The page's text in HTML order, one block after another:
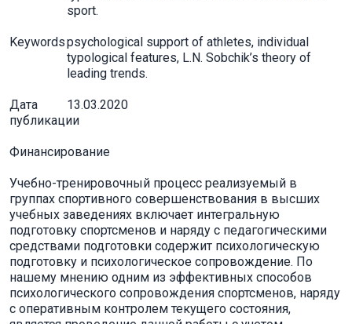
sport.
Keywordspsychological support of athletes, individual
typological features, L.N. Sobchik’s theory of
leading trends.
Дата
публикации
13.03.2020
Финансирование
Учебно-тренировочный процесс реализуемый в
группах спортивного совершенствования в высших
учебных заведениях включает интегральную
подготовку спортсменов и наряду с педагогическими
средствами подготовки содержит психологическую
подготовку и психологическое сопровождение. По
нашему мнению одним из эффективных способов
психологического сопровождения спортсменов, наряду
с оперативным контролем текущего состояния,